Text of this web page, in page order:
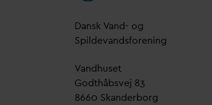
Dansk Vand- og
Spildevandsforening
Vandhuset
Godthåbsvej 83
8660 Skanderborg